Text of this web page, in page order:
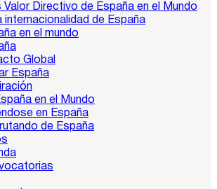
Valor Directivo de España en el Mundo
internacionalidad de España
en el mundo
Global
España
en el Mundo
en España
de España